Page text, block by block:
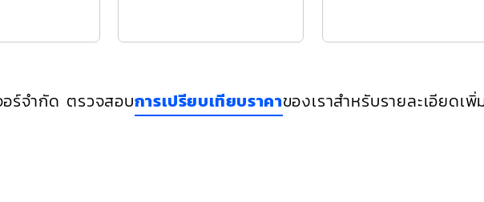
ร์จำกัด ตรวจสอบการเปรียบเทียบราคาของเราสำหรับรายละเอียดเพิ่